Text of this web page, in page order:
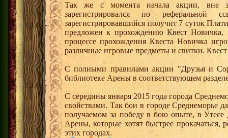
Так же с момента начала акции, вне
зарегистрировался по
зарегистрировавшийся получит 7 суток
предложен к прохождению Квест
процессе прохождения Квеста Новичка
различные игровые предметы и свитки.
С полными правилами акции "Друзья и
библиотеке Арены в соответствующем
С середины января 2015 года города
свойствами. Так бои в городе Среднеморье
получаемом за победу в бою опыте, в
Арены, которые хотят быстрее прокачаться,
этих городах.